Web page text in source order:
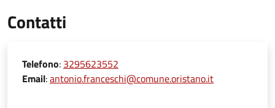
Contatti
Telefono: 3295623552
Email:antonio.franceschi@comune.oristano.it